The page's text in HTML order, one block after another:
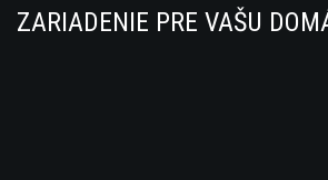
ZARIADENIE PRE VAŠU